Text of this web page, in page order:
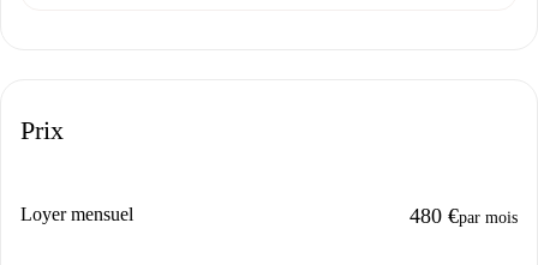
Prix
Loyer mensuel 480 €par mois